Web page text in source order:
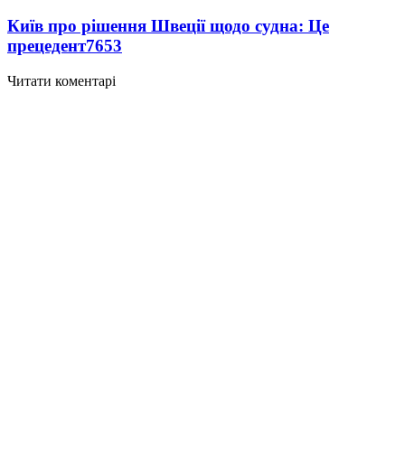
Київ про рішення Швеції щодо судна: Це
прецедент7653
Читати коментарі